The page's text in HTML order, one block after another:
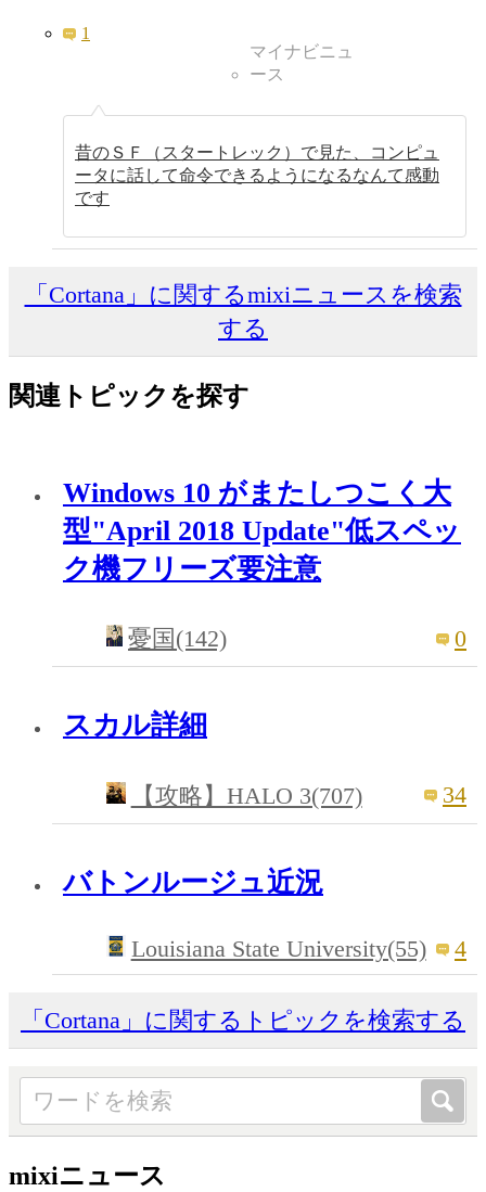
1
マイナビニュ
ース
昔のＳＦ（スタートレック）で見た、コンピュ
ータに話して命令できるようになるなんて感動
です
「Cortana」に関するmixiニュースを検索
する
関連トピックを探す
Windows 10 がまたしつこく大
型"April 2018 Update"低スペッ
ク機フリーズ要注意
憂国(142) 0
スカル詳細
【攻略】HALO 3(707) 34
バトンルージュ近況
Louisiana State University(55) 4
「Cortana」に関するトピックを検索する
mixiニュース